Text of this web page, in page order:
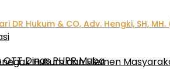
Hukum dan Elemen
Dinas PUPR Muba